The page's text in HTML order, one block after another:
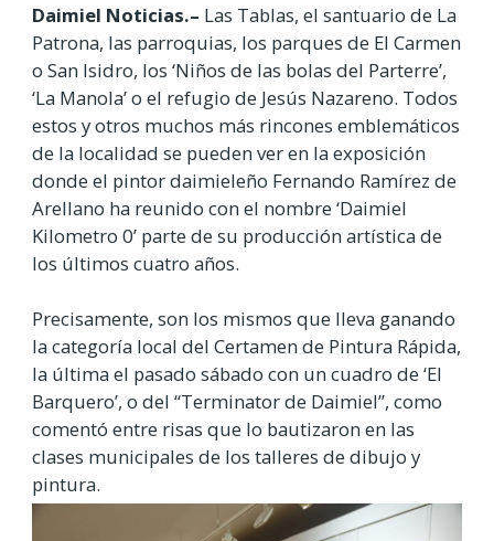
Daimiel Noticias.– Las Tablas, el santuario de La
Patrona, las parroquias, los parques de El Carmen
o San Isidro, los ‘Niños de las bolas del Parterre’,
‘La Manola’ o el refugio de Jesús Nazareno. Todos
estos y otros muchos más rincones emblemáticos
de la localidad se pueden ver en la exposición
donde el pintor daimieleño Fernando Ramírez de
Arellano ha reunido con el nombre ‘Daimiel
Kilometro 0’ parte de su producción artística de
los últimos cuatro años.
Precisamente, son los mismos que lleva ganando
la categoría local del Certamen de Pintura Rápida,
la última el pasado sábado con un cuadro de ‘El
Barquero’, o del “Terminator de Daimiel”, como
comentó entre risas que lo bautizaron en las
clases municipales de los talleres de dibujo y
pintura.